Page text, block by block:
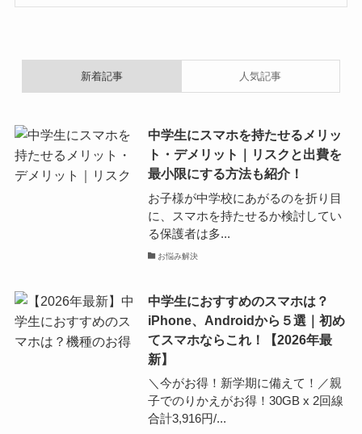
新着記事 人気記事
中学生にスマホを持たせるメリッ
ト・デメリット｜リスクと出費を
最小限にする方法も紹介！
お子様が中学校にあがるのを折り目
に、スマホを持たせるか検討してい
る保護者は多...
お悩み解決
中学生におすすめのスマホは？
iPhone、Androidから５選｜初め
てスマホならこれ！【2026年最
新】
＼今がお得！新学期に備えて！／親
子でのりかえがお得！30GB x 2回線
合計3,916円/...